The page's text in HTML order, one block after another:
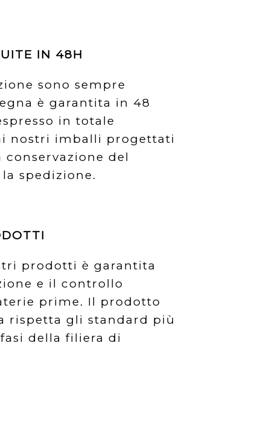
IN 48H
sono sempre
è garantita in 48
in totale
nostri imballi progettati
del
spedizione.
prodotti è garantita
e il controllo
prime. Il prodotto
rispetta gli standard più
della filiera di